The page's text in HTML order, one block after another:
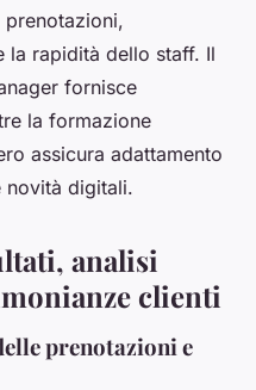
prenotazioni,
la rapidità dello staff. Il
fornisce
la formazione
assicura adattamento
novità digitali.
analisi
clienti
prenotazioni e